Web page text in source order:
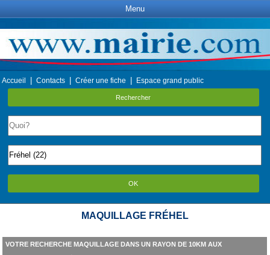
Menu
Accueil Contacts Créer une fiche Espace grand public
Rechercher
OK
MAQUILLAGE FRÉHEL
VOTRE RECHERCHE MAQUILLAGE DANS UN RAYON DE 10KM AUX